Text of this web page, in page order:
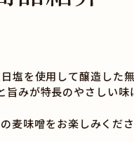
塩を使用して醸造した
みが特長のやさしい味
麦味噌をお楽しみくださ